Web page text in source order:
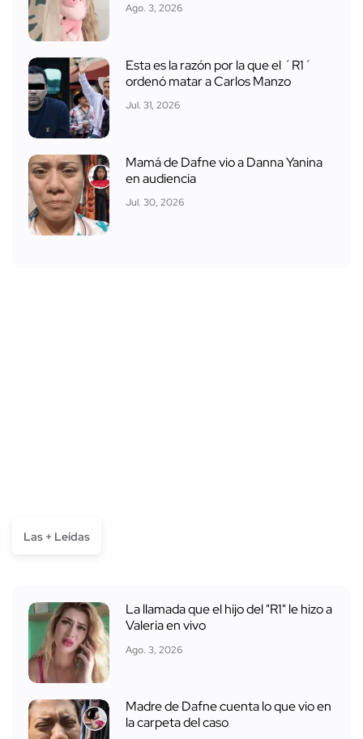
Ago. 3, 2026
Esta es la razón por la que el ´R1´
ordenó matar a Carlos Manzo
Jul. 31, 2026
Mamá de Dafne vio a Danna Yanina
en audiencia
Jul. 30, 2026
Las + Leídas
La llamada que el hijo del "R1" le hizo a
Valeria en vivo
Ago. 3, 2026
Madre de Dafne cuenta lo que vio en
la carpeta del caso